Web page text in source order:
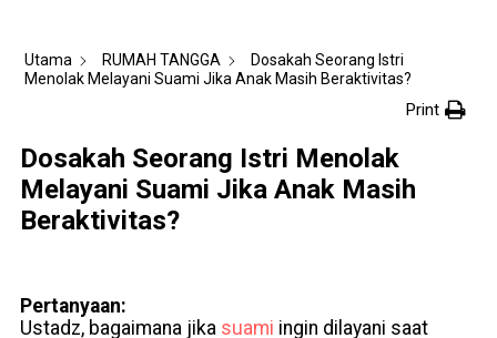
Utama RUMAH TANGGA
Dosakah Seorang Istri
Menolak Melayani Suami Jika Anak Masih Beraktivitas?
Print
Dosakah Seorang Istri Menolak
Melayani Suami Jika Anak Masih
Beraktivitas?
Pertanyaan:
Ustadz, bagaimana jika suami ingin dilayani saat